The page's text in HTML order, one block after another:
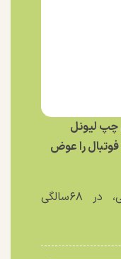
چپ لیونل
را عوض
خورخه مسی، پدر لیونل مسی، در ۶۸سالگی